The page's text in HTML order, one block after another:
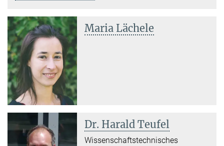
Maria Lächele
Dr. Harald Teufel
Wissenschaftstechnisches